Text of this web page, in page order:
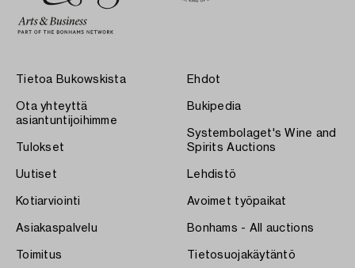
Tietoa Bukowskista
Ota yhteyttä
asiantuntijoihimme
Tulokset
Uutiset
Kotiarviointi
Asiakaspalvelu
Toimitus
Ehdot
Bukipedia
Systembolaget's Wine and
Spirits Auctions
Lehdistö
Avoimet työpaikat
Bonhams - All auctions
Tietosuojakäytäntö